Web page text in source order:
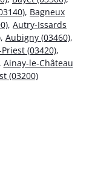
, Bagneux
, Autry-Issards
, Aubigny (03460),
(03420),
Ainay-le-Château
(03200)